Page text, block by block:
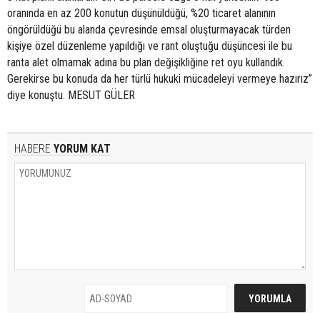
oranında en az 200 konutun düşünüldüğü, %20 ticaret alanının
öngörüldüğü bu alanda çevresinde emsal oluşturmayacak türden
kişiye özel düzenleme yapıldığı ve rant oluştuğu düşüncesi ile bu
ranta alet olmamak adına bu plan değişikliğine ret oyu kullandık.
Gerekirse bu konuda da her türlü hukuki mücadeleyi vermeye hazırız”
diye konuştu. MESUT GÜLER
HABERE YORUM KAT